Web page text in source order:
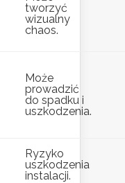
tworzyć
wizualny
chaos.
Może
prowadzić
do spadku i
uszkodzenia.
Ryzyko
uszkodzenia
instalacji.